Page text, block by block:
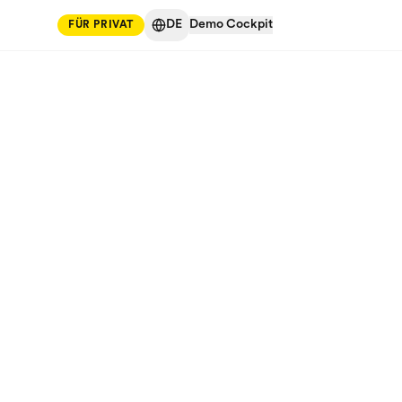
FÜR PRIVAT DE Demo Cockpit